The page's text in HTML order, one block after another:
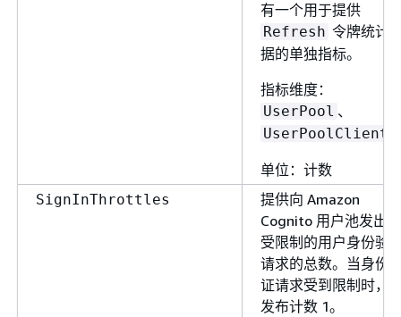
有一个用于提供
Refresh 令牌统计
据的单独指标。
指标维度：
UserPool 、
UserPoolClient
单位：计数
SignInThrottles
提供向 Amazon
Cognito 用户池发出的
受限制的用户身份验
请求的总数。当身份
证请求受到限制时，
发布计数 1。